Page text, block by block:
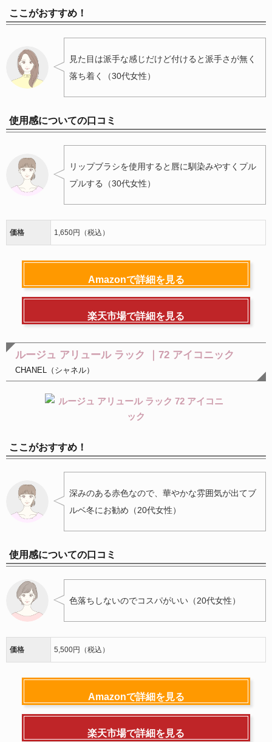
ここがおすすめ！
見た目は派手な感じだけど付けると派手さが無く
落ち着く（30代女性）
使用感についての口コミ
リップブラシを使用すると唇に馴染みやすくプル
プルする（30代女性）
価格 1,650円（税込）
Amazonで詳細を見る
楽天市場で詳細を見る
ルージュ アリュール ラック ｜72 アイコニック
CHANEL（シャネル）
ここがおすすめ！
深みのある赤色なので、華やかな雰囲気が出てブ
ルベ冬にお勧め（20代女性）
使用感についての口コミ
色落ちしないのでコスパがいい（20代女性）
価格 5,500円（税込）
Amazonで詳細を見る
楽天市場で詳細を見る